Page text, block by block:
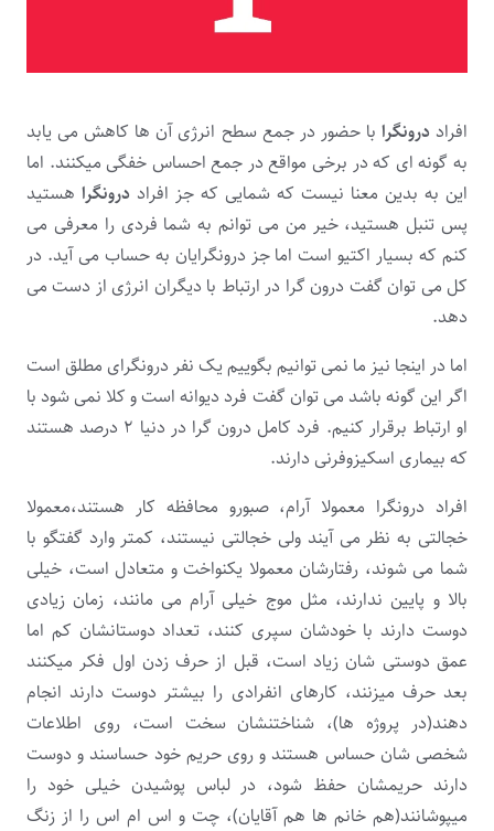
افراد درونگرا با حضور در جمع سطح انرژی آن ها کاهش می یابد
به گونه ای که در برخی مواقع در جمع احساس خفگی میکنند. اما
این به بدین معنا نیست که شمایی که جز افراد درونگرا هستید
پس تنبل هستید، خیر من می توانم به شما فردی را معرفی می
کنم که بسیار اکتیو است اما جز درونگرایان به حساب می آید. در
کل می توان گفت درون گرا در ارتباط با دیگران انرژی از دست می
دهد.
اما در اینجا نیز ما نمی توانیم بگوییم یک نفر درونگرای مطلق است
اگر این گونه باشد می توان گفت فرد دیوانه است و کلا نمی شود با
او ارتباط برقرار کنیم. فرد کامل درون گرا در دنیا ۲ درصد هستند
که بیماری اسکیزوفرنی دارند.
افراد درونگرا معمولا آرام، صبورو محافظه کار هستند،معمولا
خجالتی به نظر می آیند ولی خجالتی نیستند، کمتر وارد گفتگو با
شما می شوند، رفتارشان معمولا یکنواخت و متعادل است، خیلی
بالا و پایین ندارند، مثل موج خیلی آرام می مانند، زمان زیادی
دوست دارند با خودشان سپری کنند، تعداد دوستانشان کم اما
عمق دوستی شان زیاد است، قبل از حرف زدن اول فکر میکنند
بعد حرف میزنند، کارهای انفرادی را بیشتر دوست دارند انجام
دهند(در پروژه ها)، شناختنشان سخت است، روی اطلاعات
شخصی شان حساس هستند و روی حریم خود حساسند و دوست
دارند حریمشان حفظ شود، در لباس پوشیدن خیلی خود را
میپوشانند(هم خانم ها هم آقایان)، چت و اس ام اس را از زنگ